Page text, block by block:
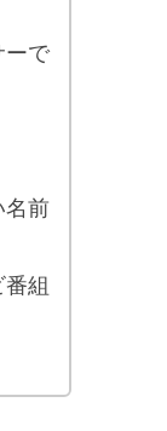
ーで
名前
組